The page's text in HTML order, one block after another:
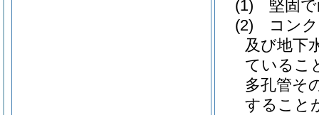
(1)
堅固
(2)
コン
及び地下
ているこ
多孔管そ
すること